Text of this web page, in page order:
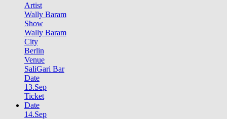
Artist
Wally Baram
Show
Wally Baram
City
Berlin
Venue
SaliGari Bar
Date
13.Sep
Ticket
Date
14.Sep